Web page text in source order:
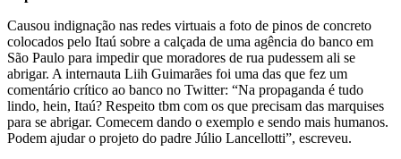
Causou indignação nas redes virtuais a foto de pinos de concreto
colocados pelo Itaú sobre a calçada de uma agência do banco em
São Paulo para impedir que moradores de rua pudessem ali se
abrigar. A internauta Liih Guimarães foi uma das que fez um
comentário crítico ao banco no Twitter: “Na propaganda é tudo
lindo, hein, Itaú? Respeito tbm com os que precisam das marquises
para se abrigar. Comecem dando o exemplo e sendo mais humanos.
Podem ajudar o projeto do padre Júlio Lancellotti”, escreveu.